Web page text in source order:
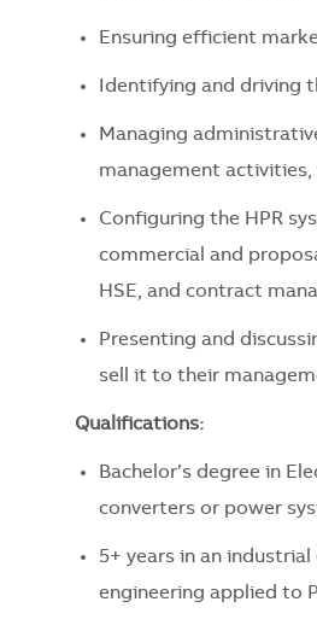
Ensuring efficient
Identifying and driving
Managing
management activities,
Configuring the HPR
commercial and
HSE, and contract
Presenting and
sell it to their
Qualifications:
Bachelor’s degree in
converters or power
5+ years in an
engineering applied to